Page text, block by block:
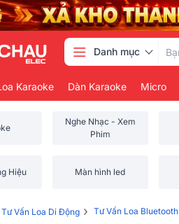
Danh mục
Karaoke Dàn Karaoke Micro
Nghe Nhạc - Xem
Phim
Hiệu Màn hình led
Tư Vấn Loa Di Động › Tư Vấn Loa Bluetooth